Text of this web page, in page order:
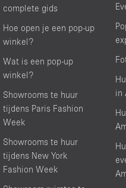
complete gids
Hoe open je een pop-up
winkel?
Wat is een pop-up
winkel?
Showrooms te huur
tijdens Paris Fashion
Week
Showrooms te huur
tijdens New York
Fashion Week
in